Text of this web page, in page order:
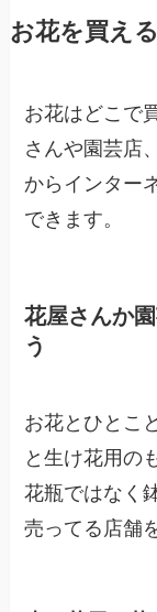
お花を買え
お花はどこで
さんや園芸店
からインター
できます。
花屋さんか
う
お花とひとこ
と生け花用の
花瓶ではなく
売ってる店舗